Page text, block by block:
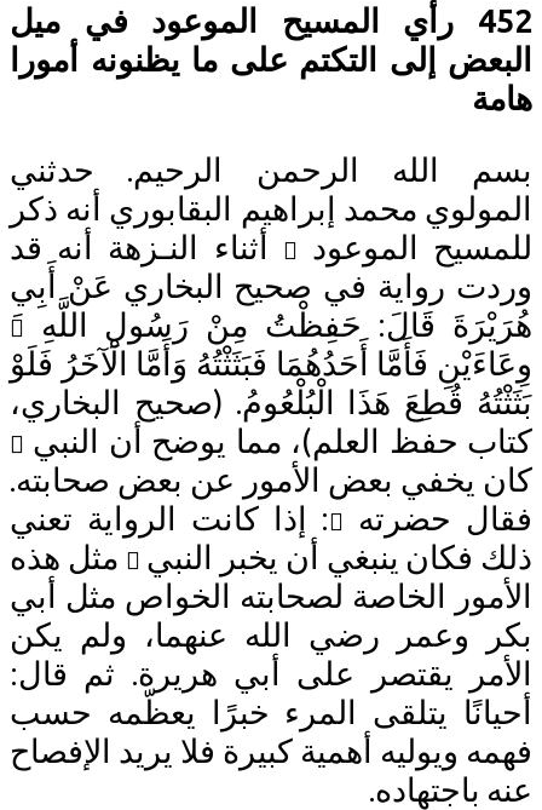
452 رأي المسيح الموعود في ميل
إلى التكتم على ما يظنونه أمورا
الله الرحمن الرحيم. حدثني
محمد إبراهيم البقابوري أنه ذكر
الموعود أثناء النـزهة أنه قد
رواية في صحيح البخاري عَنْ أَبِي
قَالَ: حَفِظْتُ مِنْ رَسُولِ اللَّهِ
فَأَمَّا أَحَدُهُمَا فَبَثَثْتُهُ وَأَمَّا الْآخَرُ فَلَوْ
قُطِعَ هَذَا الْبُلْعُومُ. (صحيح البخاري،
حفظ العلم)، مما يوضح أن النبي
يخفي بعض الأمور عن بعض صحابته.
حضرته : إذا كانت الرواية تعني
فكان ينبغي أن يخبر النبي مثل هذه
الخاصة لصحابته الخواص مثل أبي
وعمر رضي الله عنهما، ولم يكن
يقتصر على أبي هريرة. ثم قال:
يتلقى المرء خبرًا يعظّمه حسب
ويوليه أهمية كبيرة فلا يريد الإفصاح